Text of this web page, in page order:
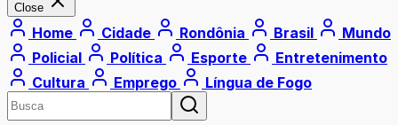
Close
Home Cidade Rondônia Brasil
Mundo
Policial
Política Esporte
Entretenimento
Cultura
Emprego Língua de Fogo